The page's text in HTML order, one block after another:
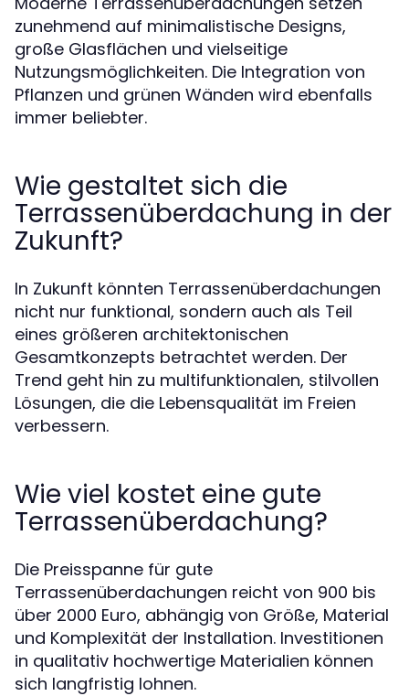
zunehmend auf minimalistische Designs,
große Glasflächen und vielseitige
Nutzungsmöglichkeiten. Die Integration von
Pflanzen und grünen Wänden wird ebenfalls
immer beliebter.
Wie gestaltet sich die
Terrassenüberdachung in der
Zukunft?
In Zukunft könnten Terrassenüberdachungen
nicht nur funktional, sondern auch als Teil
eines größeren architektonischen
Gesamtkonzepts betrachtet werden. Der
Trend geht hin zu multifunktionalen, stilvollen
Lösungen, die die Lebensqualität im Freien
verbessern.
Wie viel kostet eine gute
Terrassenüberdachung?
Die Preisspanne für gute
Terrassenüberdachungen reicht von 900 bis
über 2000 Euro, abhängig von Größe, Material
und Komplexität der Installation. Investitionen
in qualitativ hochwertige Materialien können
sich langfristig lohnen.